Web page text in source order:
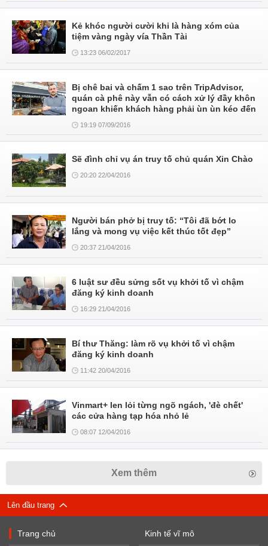
Kẻ khóc người cười khi là hàng xóm của
tiệm vàng ngày vía Thần Tài
13:23 06/02/2017
Bị chê bai và chấm 1 sao trên TripAdvisor,
quán cà phê này vẫn có cách xử lý đầy khôn
ngoan khiến khách hàng phải ùn ùn kéo đến
19:19 07/09/2016
Sẽ đình chỉ vụ án truy tố chủ quán Xin Chào
20:20 22/04/2016
Người bán phở bị truy tố: “Tôi đã bớt lo
lắng và mong vụ việc kết thúc tốt đẹp”
20:37 21/04/2016
6 luật sư đều sửng sốt vụ khởi tố vì chậm
đăng ký kinh doanh
16:29 21/04/2016
Bí thư Thăng: làm rõ vụ khởi tố vì chậm
đăng ký kinh doanh
11:42 20/04/2016
Vinmart+ len lỏi từng ngõ ngách, 'đè chết'
các cửa hàng tạp hóa nhỏ lẻ
08:07 12/04/2016
Xem thêm
Lên đầu trang
Trang chủ Kinh tế vĩ mô